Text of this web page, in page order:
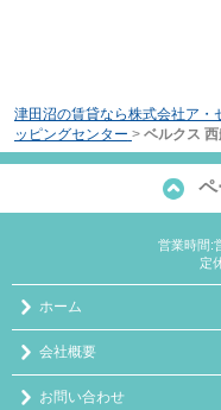
津田沼の賃貸なら株式会社ア・
ッピングセンター > ベルクス
ペ
営業時間:
定
ホーム
会社概要
お問い合わせ